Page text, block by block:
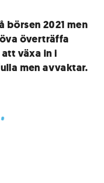
2021 men
överträffa
växa in i
men avvaktar.